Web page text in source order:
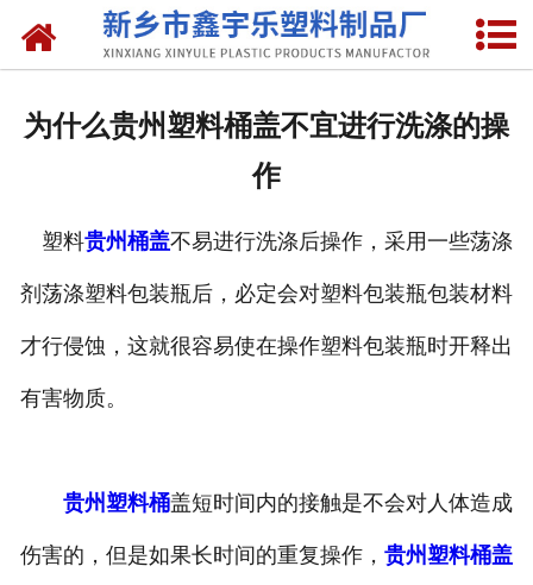
网站首页
联系我们
为什么贵州塑料桶盖不宜进行洗涤的操
作
塑料贵州桶盖不易进行洗涤后操作，采用一些荡涤
剂荡涤塑料包装瓶后，必定会对塑料包装瓶包装材料
才行侵蚀，这就很容易使在操作塑料包装瓶时开释出
有害物质。
贵州塑料桶盖短时间内的接触是不会对人体造成
伤害的，但是如果长时间的重复操作， 贵州塑料桶盖